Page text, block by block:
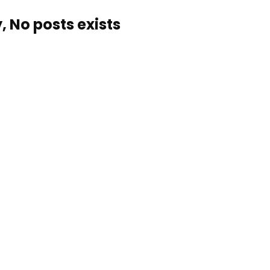
No posts exists…